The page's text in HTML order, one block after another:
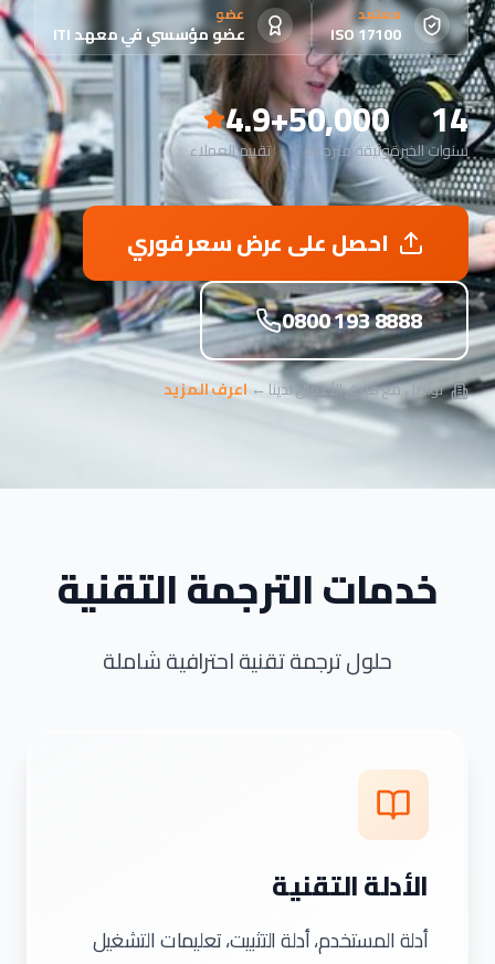
معتمد
ISO 17100
عضو
عضو مؤسسي في معهد ITI
14
سنوات الخبرة50,000+
وثيقة مترجمة 4.9
تقييم العملاء
احصل على عرض سعر فوري
0800 193 8888
تواصل مع فريق الأعمال لدينا ← اعرف المزيد
خدمات الترجمة التقنية
حلول ترجمة تقنية احترافية شاملة
الأدلة التقنية
أدلة المستخدم، أدلة التثبيت، تعليمات التشغيل